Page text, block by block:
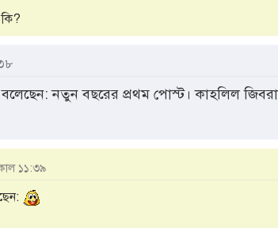
বলেছেন: নতুন বছরের প্রথম পোস্ট। কাহলিল
১১:৩৯